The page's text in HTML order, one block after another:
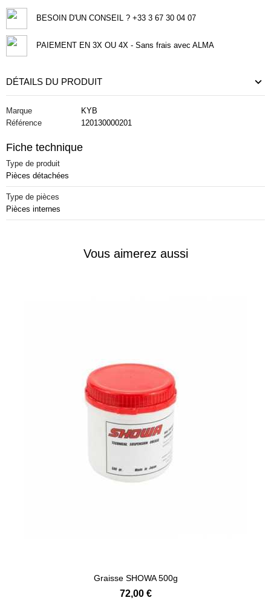
BESOIN D'UN CONSEIL ? +33 3 67 30 04 07
PAIEMENT EN 3X OU 4X - Sans frais avec ALMA
DÉTAILS DU PRODUIT
Marque
KYB
Référence
120130000201
Fiche technique
Type de produit
Pièces détachées
Type de pièces
Pièces internes
Vous aimerez aussi
Graisse SHOWA 500g
72,00 €